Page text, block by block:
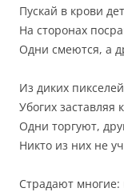
Пускай в крови
На сторонах
Одни смеются, а
Из диких
Убогих заставляя
Одни торгуют,
Никто из них не
Страдают многие: